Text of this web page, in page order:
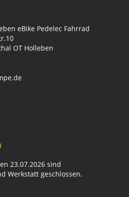
eBike Pedelec Fahrrad
OT Holleben
23.07.2026 sind
Werkstatt geschlossen.